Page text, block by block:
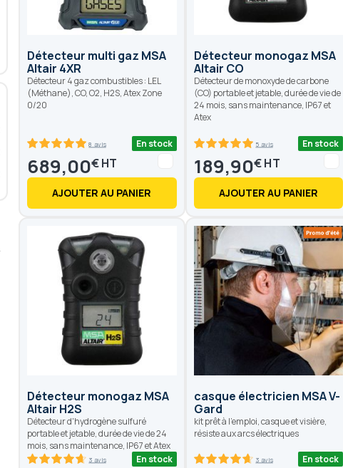
Détecteur multi gaz MSA
Altair 4XR
Détecteur 4 gaz combustibles : LEL
(Méthane), CO, O2, H2S, Atex Zone
0/20
8 avis En stock
689,00€
AJOUTER AU PANIER
Détecteur monogaz MSA
Altair CO
Détecteur de monoxyde de carbone
(CO) portable et jetable, durée de vie de
24 mois, sans maintenance, IP67 et
Atex
5 avis En stock
189,90€
AJOUTER AU PANIER
Détecteur monogaz MSA
Altair H2S
Détecteur d'hydrogène sulfuré
portable et jetable, durée de vie de 24
mois, sans maintenance, IP67 et Atex
3 avis En stock
casque électricien MSA V-
Gard
kit prêt à l'emploi, casque et visière,
résiste aux arcs électriques
3 avis En stock